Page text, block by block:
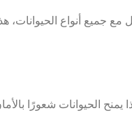
مع جميع أنواع
الحيوانات شعورًا